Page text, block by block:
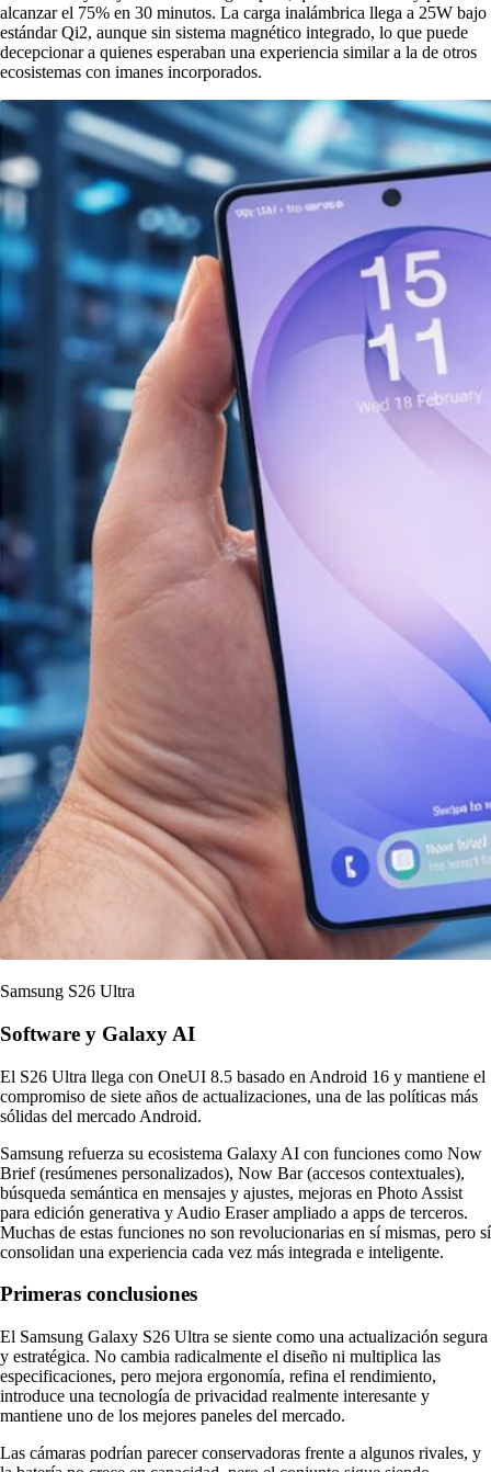
alcanzar el 75% en 30 minutos. La carga inalámbrica llega a 25W bajo
estándar Qi2, aunque sin sistema magnético integrado, lo que puede
decepcionar a quienes esperaban una experiencia similar a la de otros
ecosistemas con imanes incorporados.
Samsung S26 Ultra
Software y Galaxy AI
El S26 Ultra llega con OneUI 8.5 basado en Android 16 y mantiene el
compromiso de siete años de actualizaciones, una de las políticas más
sólidas del mercado Android.
Samsung refuerza su ecosistema Galaxy AI con funciones como Now
Brief (resúmenes personalizados), Now Bar (accesos contextuales),
búsqueda semántica en mensajes y ajustes, mejoras en Photo Assist
para edición generativa y Audio Eraser ampliado a apps de terceros.
Muchas de estas funciones no son revolucionarias en sí mismas, pero sí
consolidan una experiencia cada vez más integrada e inteligente.
Primeras conclusiones
El Samsung Galaxy S26 Ultra se siente como una actualización segura
y estratégica. No cambia radicalmente el diseño ni multiplica las
especificaciones, pero mejora ergonomía, refina el rendimiento,
introduce una tecnología de privacidad realmente interesante y
mantiene uno de los mejores paneles del mercado.
Las cámaras podrían parecer conservadoras frente a algunos rivales, y